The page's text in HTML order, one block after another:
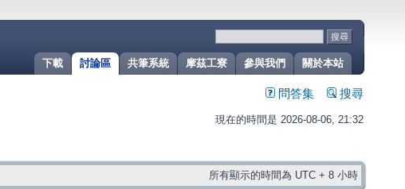
關於本站
參與我們
摩茲工寮
共筆系統
討論區
下載
問答集 搜尋
現在的時間是 2026-08-06, 21:32
所有顯示的時間為 UTC + 8 小時